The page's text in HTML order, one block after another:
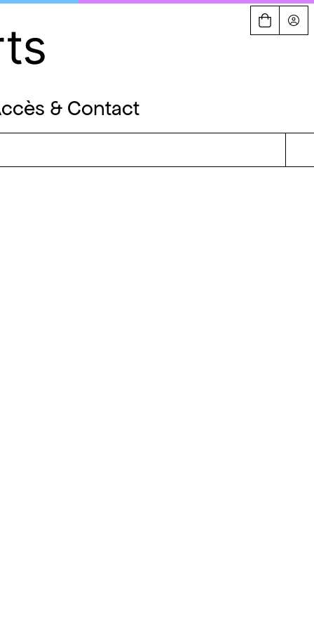
& Contact